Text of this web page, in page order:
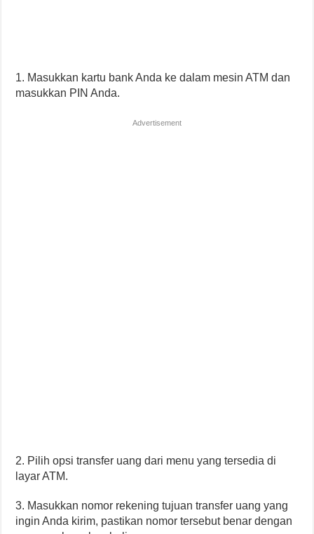
1. Masukkan kartu bank Anda ke dalam mesin ATM dan
masukkan PIN Anda.
Advertisement
2. Pilih opsi transfer uang dari menu yang tersedia di
layar ATM.
3. Masukkan nomor rekening tujuan transfer uang yang
ingin Anda kirim, pastikan nomor tersebut benar dengan